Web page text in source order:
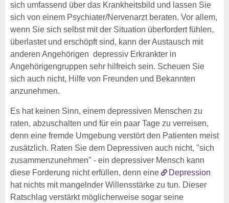
sich umfassend über das Krankheitsbild und lassen Sie
sich von einem Psychiater/Nervenarzt beraten. Vor allem,
wenn Sie sich selbst mit der Situation überfordert fühlen,
überlastet und erschöpft sind, kann der Austausch mit
anderen Angehörigen depressiv Erkrankter in
Angehörigengruppen sehr hilfreich sein. Scheuen Sie
sich auch nicht, Hilfe von Freunden und Bekannten
anzunehmen.
Es hat keinen Sinn, einem depressiven Menschen zu
raten, abzuschalten und für ein paar Tage zu verreisen,
denn eine fremde Umgebung verstört den Patienten meist
zusätzlich. Raten Sie dem Depressiven auch nicht, "sich
zusammenzunehmen" - ein depressiver Mensch kann
diese Forderung nicht erfüllen, denn eine
Depression
hat nichts mit mangelnder Willensstärke zu tun. Dieser
Ratschlag verstärkt möglicherweise sogar seine